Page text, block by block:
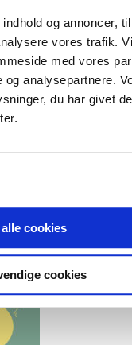
og annoncer,
vores trafik.
med vores
analysepartnere.
du har givet
cookies
cookies